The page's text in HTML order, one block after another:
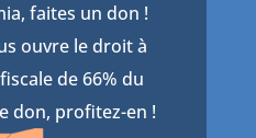
faites un don !
ouvre le droit à
de 66% du
don, profitez-en !